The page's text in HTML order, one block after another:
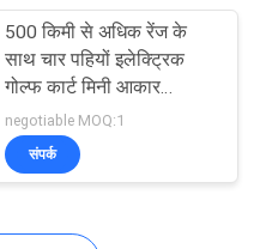
500 किमी से अधिक रेंज के
साथ चार पहियों इलेक्ट्रिक
गोल्फ कार्ट मिनी आकार
1500w
negotiable MOQ:1
संपर्क